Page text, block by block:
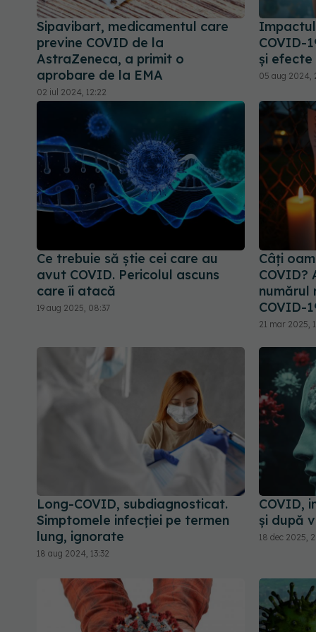
Sipavibart, medicamentul care
previne COVID de la
AstraZeneca, a primit o
aprobare de la EMA
02 iul 2024, 12:22
COVID-
și
05 aug 2024,
Ce trebuie să știe cei care au
avut COVID. Pericolul ascuns
care îi atacă
19 aug 2025, 08:37
Câți
COVID?
numărul
COVID-
21 mar 2025,
Long-COVID, subdiagnosticat.
Simptomele infecției pe termen
lung, ignorate
18 aug 2024, 13:32
COVID,
și după
18 dec 2025,